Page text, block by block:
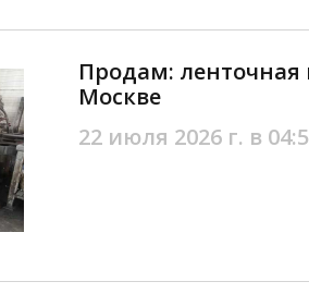
Продам: ленточная
Москве
22 июля 2026 г. в